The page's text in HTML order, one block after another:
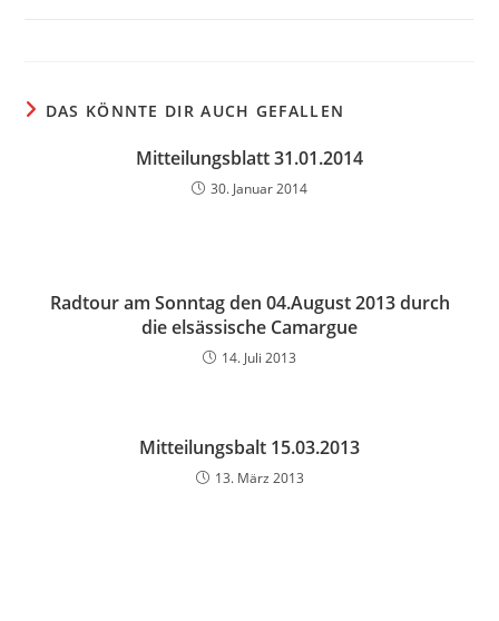
DAS KÖNNTE DIR AUCH GEFALLEN
Mitteilungsblatt 31.01.2014
30. Januar 2014
Radtour am Sonntag den 04.August 2013 durch
die elsässische Camargue
14. Juli 2013
Mitteilungsbalt 15.03.2013
13. März 2013